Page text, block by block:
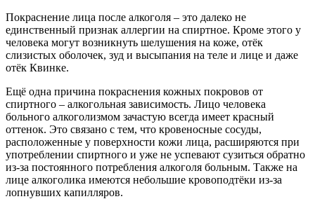
Покраснение лица после алкоголя – это далеко не
единственный признак аллергии на спиртное. Кроме этого у
человека могут возникнуть шелушения на коже, отёк
слизистых оболочек, зуд и высыпания на теле и лице и даже
отёк Квинке.
Ещё одна причина покраснения кожных покровов от
спиртного – алкогольная зависимость. Лицо человека
больного алкоголизмом зачастую всегда имеет красный
оттенок. Это связано с тем, что кровеносные сосуды,
расположенные у поверхности кожи лица, расширяются при
употреблении спиртного и уже не успевают сузиться обратно
из-за постоянного потребления алкоголя больным. Также на
лице алкоголика имеются небольшие кровоподтёки из-за
лопнувших капилляров.